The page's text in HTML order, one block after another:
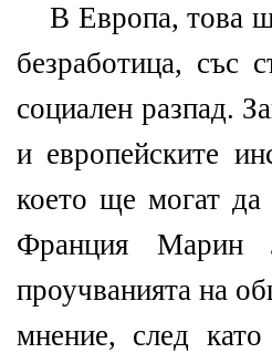
В Европа, това
безработица, със
социален разпад.
и европейските
което ще могат да
Франция Марин
проучванията на
мнение, след като